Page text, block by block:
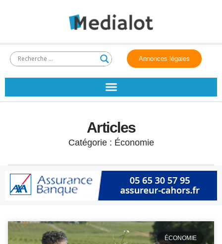
Annonces légales
Articles
Catégorie : Économie
ÉCONOMIE